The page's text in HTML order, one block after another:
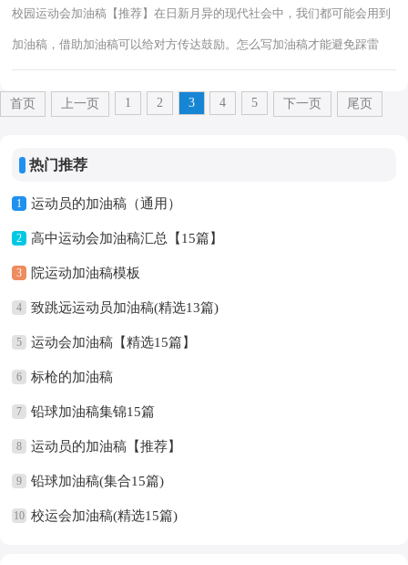
校园运动会加油稿【推荐】在日新月异的现代社会中，我们都可能会用到
加油稿，借助加油稿可以给对方传达鼓励。怎么写加油稿才能避免踩雷
首页 上一页 1 2 3 4 5 下一页 尾页
热门推荐
1 运动员的加油稿（通用）
2 高中运动会加油稿汇总【15篇】
3 院运动加油稿模板
4 致跳远运动员加油稿(精选13篇)
5 运动会加油稿【精选15篇】
6 标枪的加油稿
7 铅球加油稿集锦15篇
8 运动员的加油稿【推荐】
9 铅球加油稿(集合15篇)
10 校运会加油稿(精选15篇)